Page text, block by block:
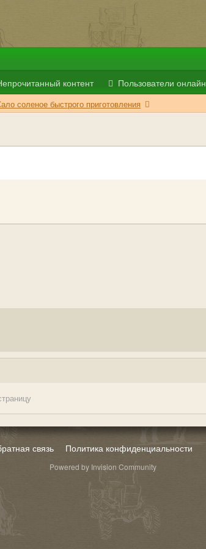
контент Пользователи онлайн
соленое быстрого приготовления
связь Политика конфиденциальности
Powered by Invision Community